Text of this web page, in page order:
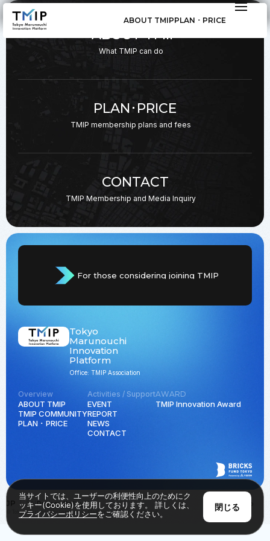
ABOUT TMIPPLAN ･ PRICE
ABOUT TMIP
What TMIP can do
PLAN･PRICE
TMIP membership plans and fees
CONTACT
TMIP Membership and Media Inquiry
For those considering joining TMIP
Tokyo
Marunouchi
Innovation
Platform
Office: TMIP Association
Overview
ABOUT TMIP
TMIP COMMUNITY
PLAN ･ PRICE
Activities / Support
EVENT
REPORT
NEWS
CONTACT
AWARD
TMIP Innovation Award
JP ENPrivacy Policy
© Tokyo Marunouchi Innovation Platform all rights reserved.
Back to Top
当サイトでは、ユーザーの利便性向上のためにク
ッキー(Cookie)を使用しております。 詳しくは、
プライバシーポリシーをご確認ください。
閉じる